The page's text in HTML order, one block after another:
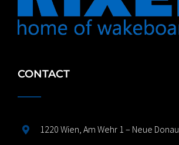
CONTACT
1220 Wien, Am Wehr 1 – Neue Donau